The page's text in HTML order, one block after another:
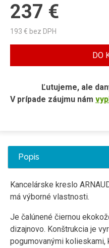
237 €
193 € bez DPH
DO
Ľutujeme, ale
V prípade záujmu nám
Popis
Kancelárske kreslo
má výborné vlastnosti.
Je čalúnené čiernou
dizajnovo. Konštrukcia je
pogumovanými kolieskami,